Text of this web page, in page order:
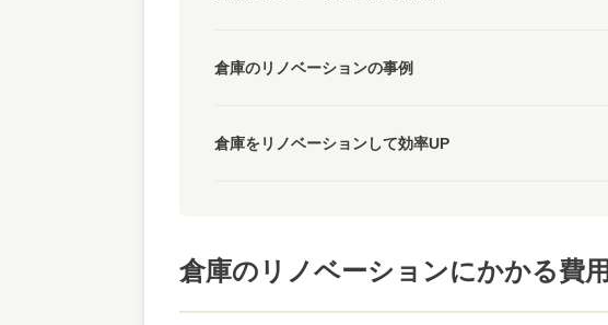
倉庫のリノベーションの事例
倉庫をリノベーションして効率UP
倉庫のリノベーションにかかる費用